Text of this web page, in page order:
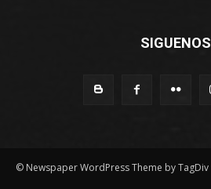
SIGUENOS
© Newspaper WordPress Theme by TagDiv